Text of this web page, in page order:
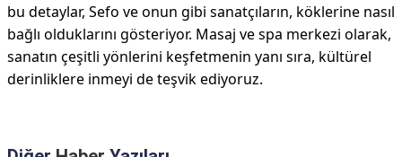
bu detaylar, Sefo ve onun gibi sanatçıların, köklerine nasıl
bağlı olduklarını gösteriyor. Masaj ve spa merkezi olarak,
sanatın çeşitli yönlerini keşfetmenin yanı sıra, kültürel
derinliklere inmeyi de teşvik ediyoruz.